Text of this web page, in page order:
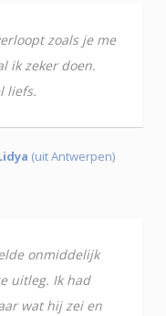
zoals je me
ik zeker doen.
liefs.
(uit Antwerpen)
onmiddelijk
uitleg. Ik had
wat hij zei en